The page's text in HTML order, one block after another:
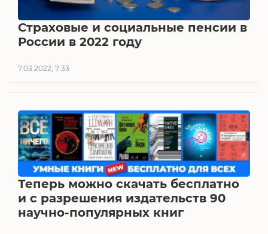
Страховые и социальные пенсии в
России в 2022 году
7.03.2022, 7:33
Теперь можно скачать бесплатно
и с разрешения издательств 90
научно-популярных книг